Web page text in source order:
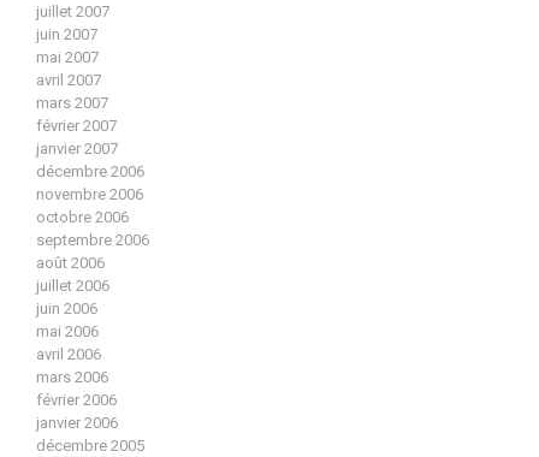
juillet 2007
juin 2007
mai 2007
avril 2007
mars 2007
février 2007
janvier 2007
décembre 2006
novembre 2006
octobre 2006
septembre 2006
août 2006
juillet 2006
juin 2006
mai 2006
avril 2006
mars 2006
février 2006
janvier 2006
décembre 2005